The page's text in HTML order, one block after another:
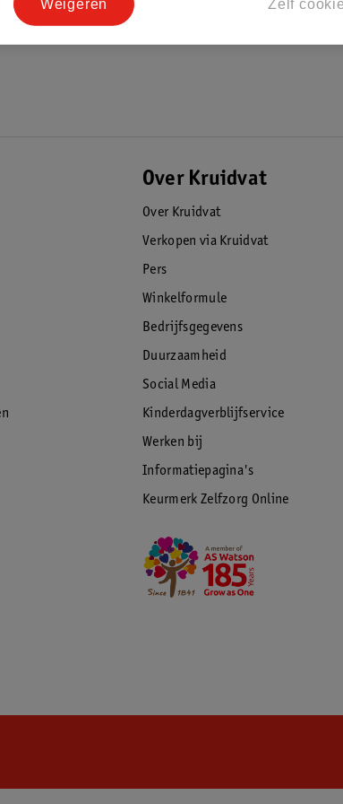
Over Kruidvat
Over Kruidvat
Verkopen via Kruidvat
Pers
Winkelformule
Bedrijfsgegevens
Duurzaamheid
Social Media
Kinderdagverblijfservice
Werken bij
Informatiepagina's
Keurmerk Zelfzorg Online
Zelf
Weigeren